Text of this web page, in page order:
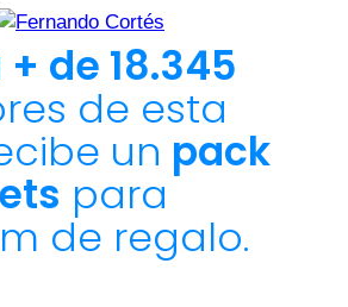
de 18.345
de esta
un pack
para
de regalo.